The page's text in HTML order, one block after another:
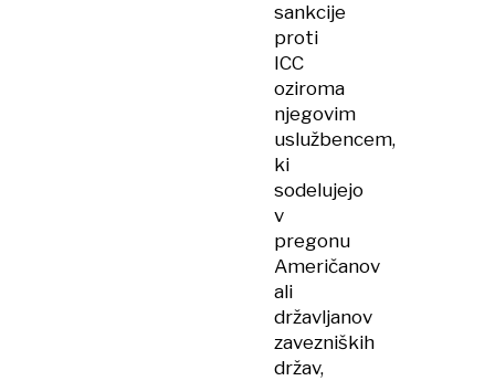
sankcije
proti
ICC
oziroma
njegovim
uslužbencem,
ki
sodelujejo
v
pregonu
Američanov
ali
državljanov
zavezniških
držav,